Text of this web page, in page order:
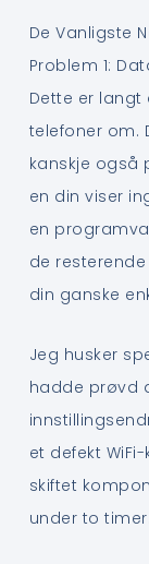
De Vanligste
Problem 1:
Dette er
telefoner om.
kanskje også
en din viser
en
de
din ganske
Jeg husker
hadde prøvd
et defekt
skiftet
under to timer.